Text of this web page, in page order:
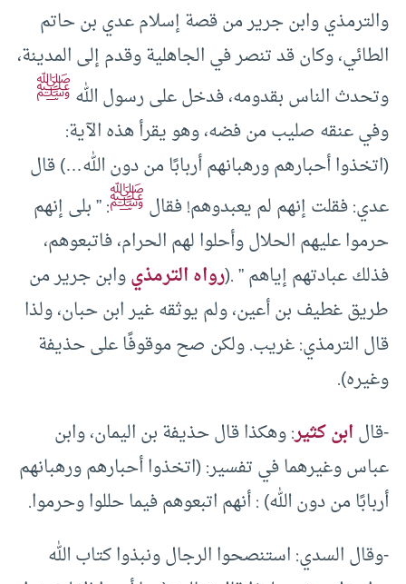
والترمذي وابن جرير من قصة إسلام عدي بن حاتم
الطائي، وكان قد تنصر في الجاهلية وقدم إلى المدينة،
وتحدث الناس بقدومه، فدخل على رسول اللهﷺ
وفي عنقه صليب من فضه، وهو يقرأ هذه الآية:
(اتخذوا أحبارهم ورهبانهم أربابًا من دون الله…) قال
عدي: فقلت إنهم لم يعبدوهم! فقالﷺ: ” بلى إنهم
حرموا عليهم الحلال وأحلوا لهم الحرام، فاتبعوهم،
فذلك عبادتهم إياهم ” .(رواه الترمذيوابن جرير من
طريق غطيف بن أعين، ولم يوثقه غير ابن حبان، ولذا
قال الترمذي: غريب. ولكن صح موقوفًا على حذيفة
وغيره).
-قالابن كثير: وهكذا قال حذيفة بن اليمان، وابن
عباس وغيرهما في تفسير: (اتخذوا أحبارهم ورهبانهم
أربابًا من دون الله) : أنهم اتبعوهم فيما حللوا وحرموا.
-وقال السدي: استنصحوا الرجال ونبذوا كتاب الله